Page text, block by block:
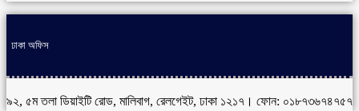
ঢাকা অফিস
৯২, ৫ম তলা ডিয়াইটি রোড, মালিবাগ, রেলগেইট, ঢাকা ১২১৭। ফোন: ০১৮৭৩৬৭৪৭৫৭